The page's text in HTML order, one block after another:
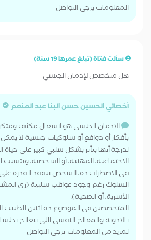
المعلومات يرجى التواصل
سألت فتاة (تبلغ عمرها 19 سنة)
هل متخصص لإدمان الجنسي
أخصائي الحسين حسن البنا عبد المنعم
الادمان الجنسي هو انشغال مكثف
بأفكار أو دوافع أو سلوكيات جنسية لا
لدرجة أنها بتأثر بشكل سلبي كبير على
الاجتماعية، المهنية، أو الشخصية،
​في الاضطراب ده، الشخص بيفقد القدرة
السلوك رغم وجود عواقب سلبية (زي
الأسرية، أو الصحية).
المتخصصين في الموضوع ده اثنين الطبيب
بالادويه والمعالج النفسي اللي بيعالج
لمزيد من المعلومات ترجى التواصل